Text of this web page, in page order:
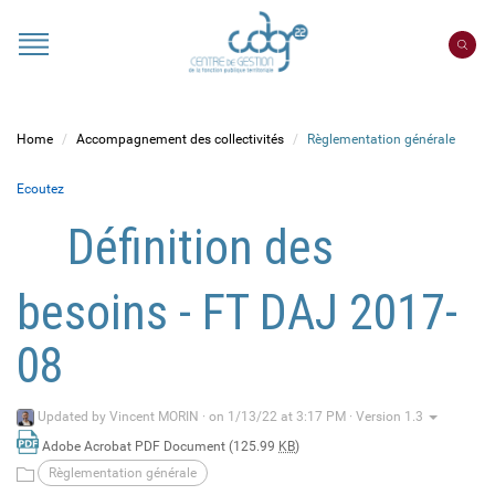
CDG
Home Accompagnement des collectivités Règlementation générale
Ecoutez
Définition des
besoins - FT DAJ 2017-
08
Updated by Vincent MORIN · on 1/13/22 at 3:17 PM · Version 1.3
Adobe Acrobat PDF Document (125.99 KB)
Règlementation générale